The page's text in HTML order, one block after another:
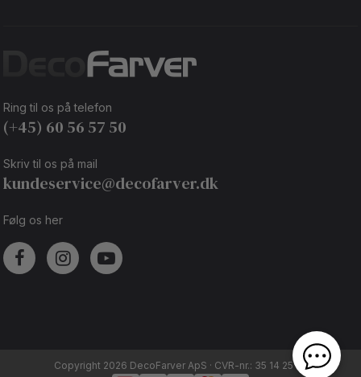
Ring til os på telefon
(+45) 60 56 57 50
Skriv til os på mail
kundeservice@decofarver.dk
Følg os her
Copyright 2026 DecoFarver ApS · CVR-nr.: 35 14 25 92